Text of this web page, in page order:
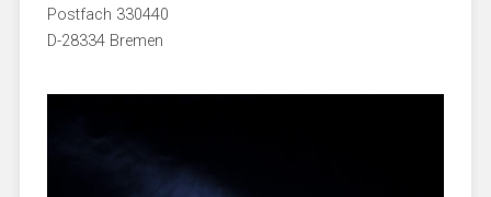
Postfach 330440
D-28334 Bremen